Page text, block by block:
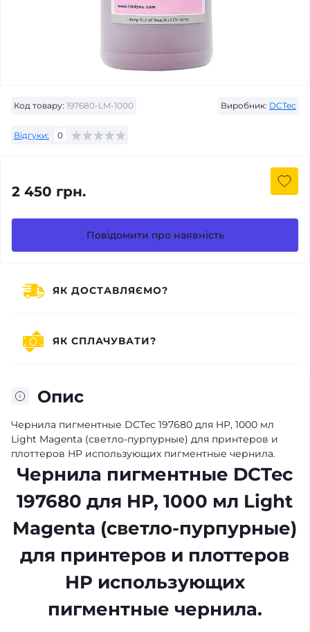
Код товару: 197680-LM-1000 Виробник: DCTec
Відгуки: 0
2 450 грн.
Повідомити про наявність
Опис
Чернила пигментные DCTec 197680 для HP, 1000 мл
Light Magenta (светло-пурпурные) для принтеров и
плоттеров HP использующих пигментные чернила.
Чернила пигментные DCTec
197680 для HP, 1000 мл Light
Magenta (светло-пурпурные)
для принтеров и плоттеров
HP использующих
пигментные чернила.
ЯК ДОСТАВЛЯЄМО?
ЯК СПЛАЧУВАТИ?